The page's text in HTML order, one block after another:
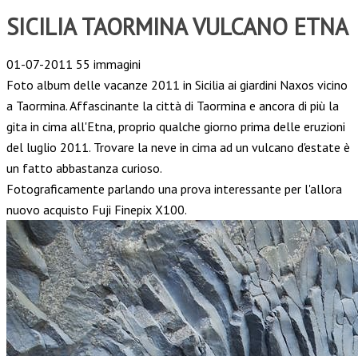
SICILIA TAORMINA VULCANO ETNA
01-07-2011 55 immagini
Foto album delle vacanze 2011 in Sicilia ai giardini Naxos vicino
a Taormina. Affascinante la città di Taormina e ancora di più la
gita in cima all'Etna, proprio qualche giorno prima delle eruzioni
del luglio 2011. Trovare la neve in cima ad un vulcano d'estate è
un fatto abbastanza curioso.
Fotograficamente parlando una prova interessante per l'allora
nuovo acquisto Fuji Finepix X100.